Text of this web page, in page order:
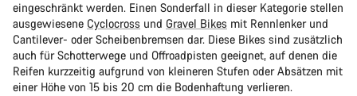
eingeschränkt werden. Einen Sonderfall in dieser Kategorie stellen
ausgewiesene Cyclocross und Gravel Bikes mit Rennlenker und
Cantilever- oder Scheibenbremsen dar. Diese Bikes sind zusätzlich
auch für Schotterwege und Offroadpisten geeignet, auf denen die
Reifen kurzzeitig aufgrund von kleineren Stufen oder Absätzen mit
einer Höhe von 15 bis 20 cm die Bodenhaftung verlieren.